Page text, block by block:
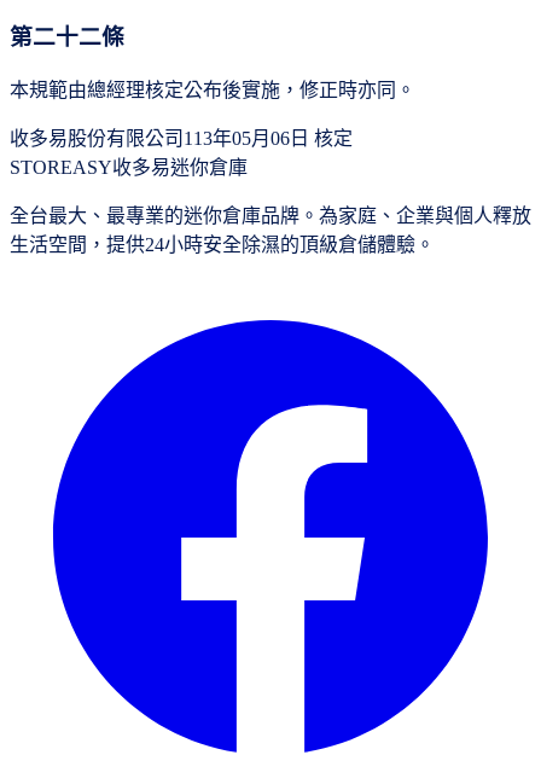
第二十二條
本規範由總經理核定公布後實施，修正時亦同。
收多易股份有限公司 113年05月06日 核定
STOREASY收多易迷你倉庫
全台最大、最專業的迷你倉庫品牌。為家庭、企業與個人釋放
生活空間，提供24小時安全除濕的頂級倉儲體驗。